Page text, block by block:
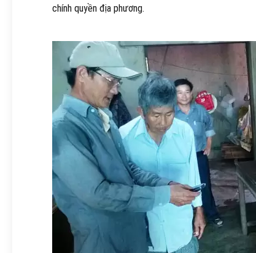
chính quyền địa phương.